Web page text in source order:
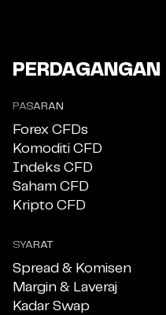
PERDAGANGAN
PASARAN
Forex CFDs
Komoditi CFD
Indeks CFD
Saham CFD
Kripto CFD
SYARAT
Spread & Komisen
Margin & Laveraj
Kadar Swap